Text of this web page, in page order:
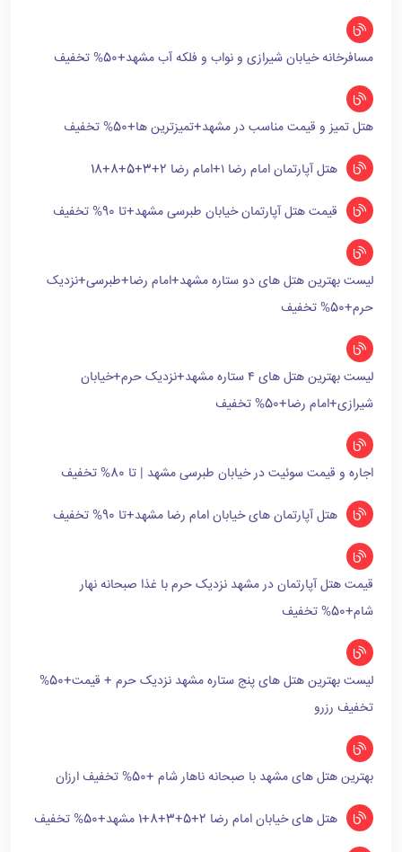
مسافرخانه خیابان شیرازی و نواب و فلکه آب مشهد+50% تخفیف
هتل تمیز و قیمت مناسب در مشهد+تمیزترین ها+50% تخفیف
هتل آپارتمان امام رضا ۱+امام رضا 2+3+5+8+18
قیمت هتل آپارتمان خیابان طبرسی مشهد+تا 90% تخفیف
لیست بهترین هتل های دو ستاره مشهد+امام رضا+طبرسی+نزدیک
حرم+50% تخفیف
لیست بهترین هتل های ۴ ستاره مشهد+نزدیک حرم+خیابان
شیرازی+امام رضا+50% تخفیف
اجاره و قیمت سوئیت در خیابان طبرسی مشهد | تا 80% تخفیف
هتل آپارتمان های خیابان امام رضا مشهد+تا 90% تخفیف
قیمت هتل آپارتمان در مشهد نزدیک حرم با غذا صبحانه نهار
شام+50% تخفیف
لیست بهترین هتل های پنج ستاره مشهد نزدیک حرم + قیمت+50%
تخفیف رزرو
بهترین هتل های مشهد با صبحانه ناهار شام +50% تخفیف ارزان
هتل های خیابان امام رضا 2+5+3+8+1 مشهد+50% تخفیف